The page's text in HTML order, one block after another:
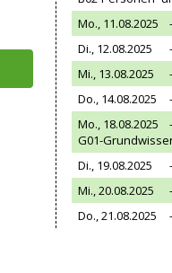
Mo., 11.08.2025
Di., 12.08.2025
Mi., 13.08.2025
Do., 14.08.2025
Mo., 18.08.2025
G01-
Di., 19.08.2025
Mi., 20.08.2025
Do., 21.08.2025